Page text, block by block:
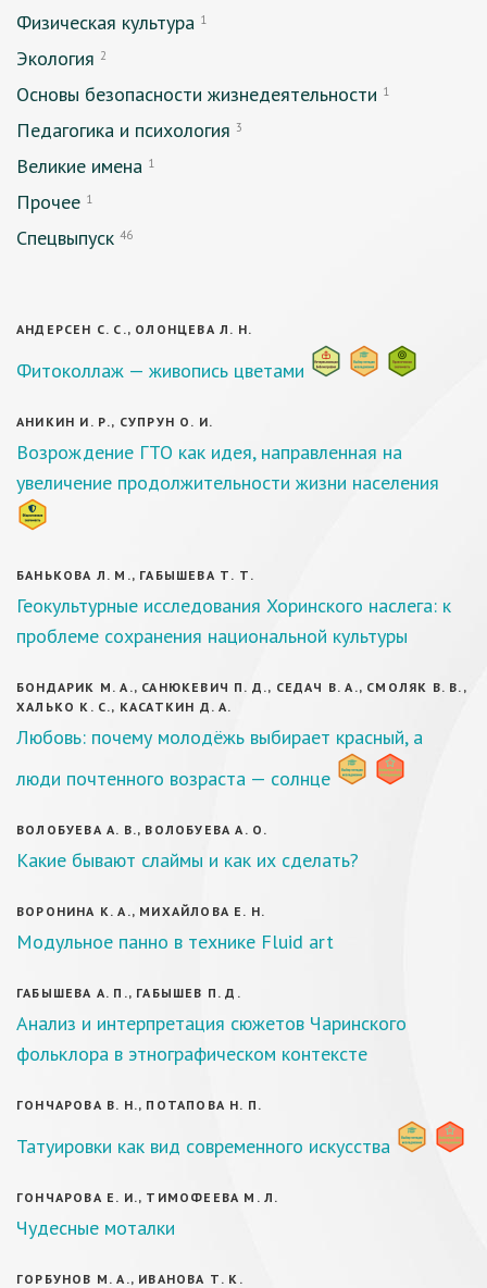
Физическая культура 1
Экология 2
Основы безопасности жизнедеятельности 1
Педагогика и психология 3
Великие имена 1
Прочее 1
Спецвыпуск 46
АНДЕРСЕН С. С., ОЛОНЦЕВА Л. Н.
Фитоколлаж — живопись цветами
АНИКИН И. Р., СУПРУН О. И.
Возрождение ГТО как идея, направленная на
увеличение продолжительности жизни населения
БАНЬКОВА Л. М., ГАБЫШЕВА Т. Т.
Геокультурные исследования Хоринского наслега: к
проблеме сохранения национальной культуры
БОНДАРИК М. А., САНЮКЕВИЧ П. Д., СЕДАЧ В. А., СМОЛЯК В. В.,
ХАЛЬКО К. С., КАСАТКИН Д. А.
Любовь: почему молодёжь выбирает красный, а
люди почтенного возраста — солнце
ВОЛОБУЕВА А. В., ВОЛОБУЕВА А. О.
Какие бывают слаймы и как их сделать?
ВОРОНИНА К. А., МИХАЙЛОВА Е. Н.
Модульное панно в технике Fluid art
ГАБЫШЕВА А. П., ГАБЫШЕВ П. Д.
Анализ и интерпретация сюжетов Чаринского
фольклора в этнографическом контексте
ГОНЧАРОВА В. Н., ПОТАПОВА Н. П.
Татуировки как вид современного искусства
ГОНЧАРОВА Е. И., ТИМОФЕЕВА М. Л.
Чудесные моталки
ГОРБУНОВ М. А., ИВАНОВА Т. К.